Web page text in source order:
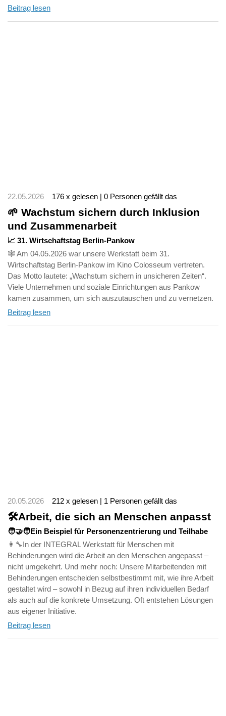
Beitrag lesen
22.05.2026 176 x gelesen | 0 Personen gefällt das
🌱 Wachstum sichern durch Inklusion
und Zusammenarbeit
📈 31. Wirtschaftstag Berlin-Pankow
🕸️ Am 04.05.2026 war unsere Werkstatt beim 31.
Wirtschaftstag Berlin-Pankow im Kino Colosseum vertreten.
Das Motto lautete: „Wachstum sichern in unsicheren Zeiten“.
Viele Unternehmen und soziale Einrichtungen aus Pankow
kamen zusammen, um sich auszutauschen und zu vernetzen.
Beitrag lesen
20.05.2026 212 x gelesen | 1 Personen gefällt das
🛠️Arbeit, die sich an Menschen anpasst
🧑‍🤝‍🧑Ein Beispiel für Personenzentrierung und Teilhabe
👩‍🔧In der INTEGRAL Werkstatt für Menschen mit
Behinderungen wird die Arbeit an den Menschen angepasst –
nicht umgekehrt. Und mehr noch: Unsere Mitarbeitenden mit
Behinderungen entscheiden selbstbestimmt mit, wie ihre Arbeit
gestaltet wird – sowohl in Bezug auf ihren individuellen Bedarf
als auch auf die konkrete Umsetzung. Oft entstehen Lösungen
aus eigener Initiative.
Beitrag lesen